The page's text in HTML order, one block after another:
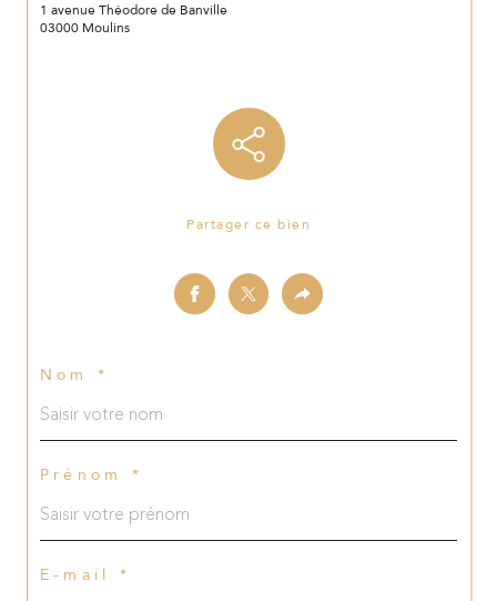
1 avenue Théodore de Banville
03000 Moulins
Partager ce bien
Nom *
Prénom *
E-mail *